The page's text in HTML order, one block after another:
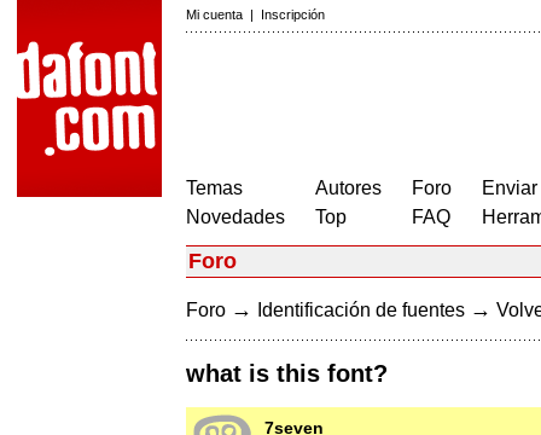
Mi cuenta | Inscripción
Temas
Novedades
Autores
Top
Foro
FAQ
Foro
Foro → Identificación de fuentes →
what is this font?
7seven